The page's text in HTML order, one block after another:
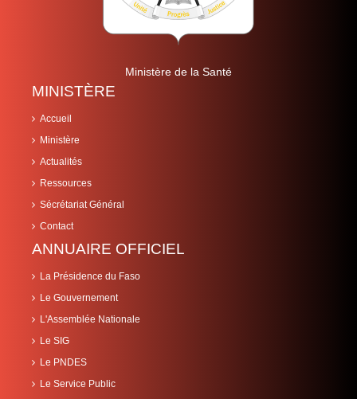
Ministère de la Santé
MINISTÈRE
Accueil
Ministère
Actualités
Ressources
Sécrétariat Général
Contact
ANNUAIRE OFFICIEL
La Présidence du Faso
Le Gouvernement
L'Assemblée Nationale
Le SIG
Le PNDES
Le Service Public